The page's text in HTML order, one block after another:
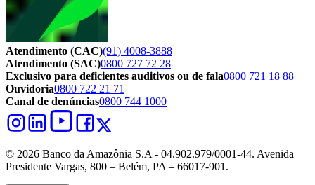
Atendimento (CAC)(91) 4008-3888
Atendimento (SAC)0800 727 72 28
Exclusivo para deficientes auditivos ou de fala0800 721 18 88
Ouvidoria0800 722 21 71
Canal de denúncias0800 744 1000
© 2026 Banco da Amazônia S.A - 04.902.979/0001‐44. Avenida
Presidente Vargas, 800 – Belém, PA – 66017-901.